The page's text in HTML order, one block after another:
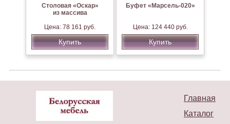
Столовая «Оскар»
из массива
Цена: 78 161 руб.
Купить
Буфет «Марсель-020»
Цена: 124 440 руб.
Купить
Главная
Каталог